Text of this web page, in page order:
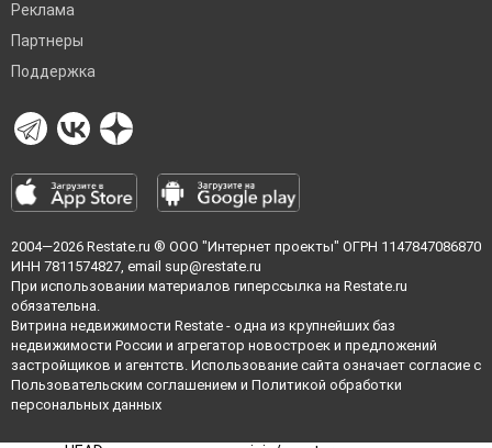
Реклама
Партнеры
Поддержка
2004—2026 Restate.ru ® ООО "Интернет проекты" ОГРН 1147847086870
ИНН 7811574827, email sup@restate.ru
При использовании материалов гиперссылка на Restate.ru
обязательна.
Витрина недвижимости Restate - одна из крупнейших баз
недвижимости России и агрегатор новостроек и предложений
застройщиков и агентств. Использование сайта означает согласие с
Пользовательским соглашением и Политикой обработки
персональных данных